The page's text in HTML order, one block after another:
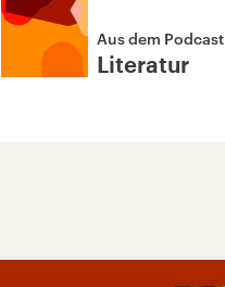
Aus dem Podcast
Literatur